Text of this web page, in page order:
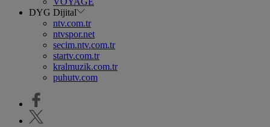
DYG Dijital
ntv.com.tr
ntvspor.net
secim.ntv.com.tr
startv.com.tr
kralmuzik.com.tr
puhutv.com